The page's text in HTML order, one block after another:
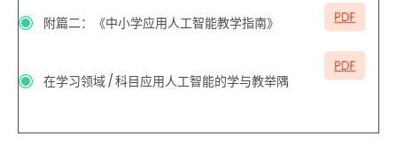
附篇二：《中小学应用人工智能教学指南》
在学习领域/科目应用人工智能的学与教举隅